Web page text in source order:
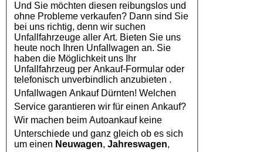
Und Sie möchten diesen reibungslos und
ohne Probleme verkaufen? Dann sind Sie
bei uns richtig, denn wir suchen
Unfallfahrzeuge aller Art. Bieten Sie uns
heute noch Ihren Unfallwagen an. Sie
haben die Möglichkeit uns Ihr
Unfallfahrzeug per Ankauf-Formular oder
telefonisch unverbindlich anzubieten .
Unfallwagen Ankauf Dürnten! Welchen
Service garantieren wir für einen Ankauf?
Wir machen beim Autoankaufkeine
Unterschiede und ganz gleich ob es sich
um einen Neuwagen, Jahreswagen,